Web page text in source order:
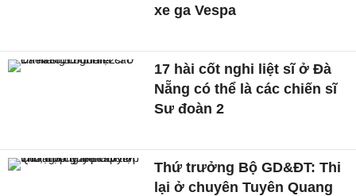
xe ga Vespa
17 hài cốt nghi liệt sĩ ở Đà
Nẵng có thể là các chiến sĩ
Sư đoàn 2
Thứ trưởng Bộ GD&ĐT: Thi
lại ở chuyên Tuyên Quang